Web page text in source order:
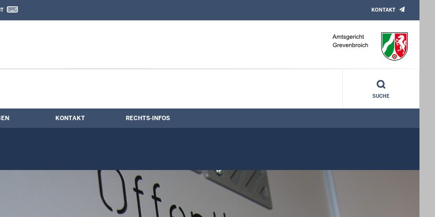
Kontaktformular
KONTAKT
SUCHE
KONTAKT RECHTS-INFOS